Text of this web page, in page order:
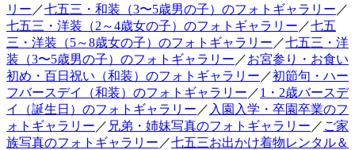
リー ／七五三・和装（3〜5歳男の子）のフォトギャラリー ／
七五三・洋装（2～4歳女の子）のフォトギャラリー ／七五
三・洋装（5～8歳女の子）のフォトギャラリー ／七五三・洋
装（3〜5歳男の子）のフォトギャラリー ／お宮参り・お食い
初め・百日祝い（和装）のフォトギャラリー ／初節句・ハー
フバースデイ（和装）のフォトギャラリー ／1・2歳バースデ
イ（誕生日）のフォトギャラリー ／ 入園入学・卒園卒業のフ
ォトギャラリー ／ 兄弟・姉妹写真のフォトギャラリー ／ ご家
族写真のフォトギャラリー ／七五三お出かけ着物レンタル＆